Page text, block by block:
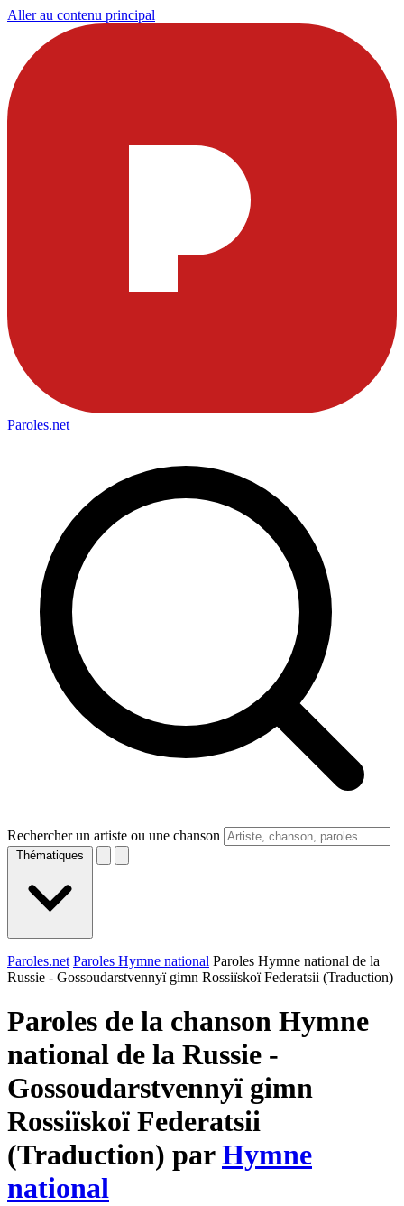
Aller au contenu principal
Paroles.net
Rechercher un artiste ou une chanson
Thématiques
Paroles.net Paroles Hymne national Paroles Hymne national de la
Russie - Gossoudarstvennyï gimn Rossiïskoï Federatsii (Traduction)
Paroles de la chanson Hymne
national de la Russie -
Gossoudarstvennyï gimn
Rossiïskoï Federatsii
(Traduction) parHymne
national